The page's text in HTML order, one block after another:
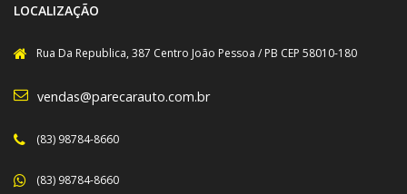
LOCALIZAÇÃO
Rua Da Republica, 387 Centro João Pessoa / PB CEP 58010-180
vendas@parecarauto.com.br
(83) 98784-8660
(83) 98784-8660